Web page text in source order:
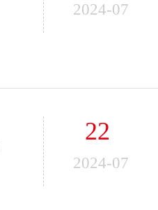
2024-07
22
2024-07